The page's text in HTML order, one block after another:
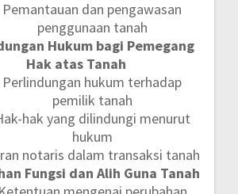
Pemantauan dan pengawasan
penggunaan tanah
Hukum bagi Pemegang
Hak atas Tanah
Perlindungan hukum terhadap
pemilik tanah
hak yang dilindungi menurut
hukum
notaris dalam transaksi tanah
Fungsi dan Alih Guna Tanah